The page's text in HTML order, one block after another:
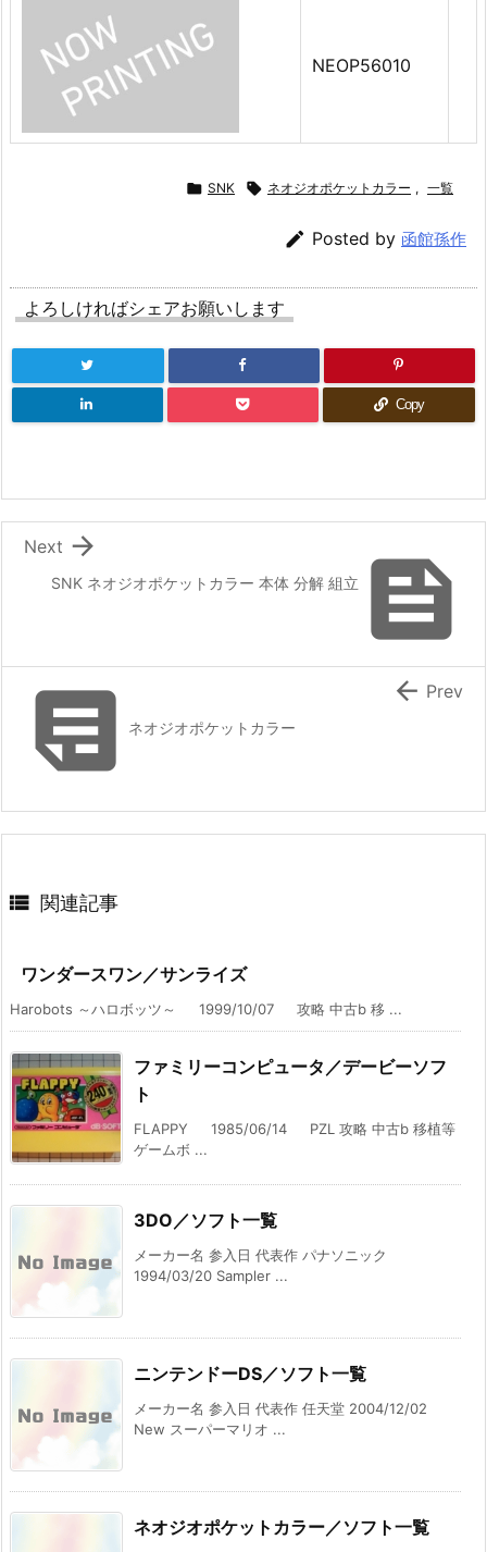
NEOP56010
 SNK  ネオジオポケットカラー , 一覧
 Posted by 函館孫作
よろしければシェアお願いします
Copy

SNK ネオジオポケットカラー 本体 分解 組立

Next
ネオジオポケットカラー
 Prev
 関連記事
ワンダースワン／サンライズ
Harobots ～ハロボッツ～ 1999/10/07 攻略 中古b 移 ...
ファミリーコンピュータ／デービーソフ
ト
FLAPPY 1985/06/14 PZL 攻略 中古b 移植等
ゲームボ ...
3DO／ソフト一覧
メーカー名 参入日 代表作 パナソニック
1994/03/20 Sampler ...
ニンテンドーDS／ソフト一覧
メーカー名 参入日 代表作 任天堂 2004/12/02
New スーパーマリオ ...
ネオジオポケットカラー／ソフト一覧